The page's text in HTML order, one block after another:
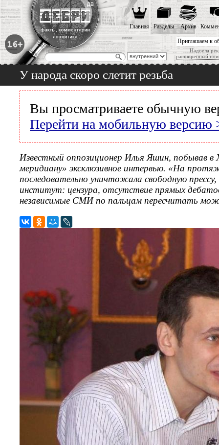
Приглашаем к
Надоела
расширенный
Главная Разделы Архив
У народа скоро слетит резьба
Вы просматриваете обычную
Перейти на мобильную версию
Известный оппозиционер Илья Яшин, побывав в
меридиану» эксклюзивное интервью. «На
последовательно уничтожала свободную
институт: цензура, отсутствие прямых
независимые СМИ по пальцам пересчитать